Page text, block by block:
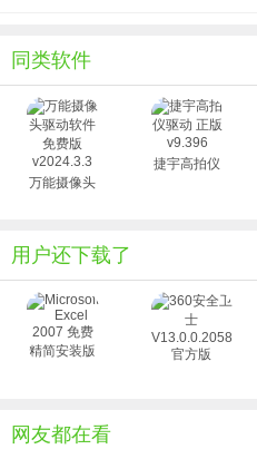
的电脑中的所有驱动器。驱动器被设
何相关驱动程序头痛问题。
3.安全脱机扫描：
提供安全的离线计算机离线扫描。下
脑。脱机扫描使用容易且快速的方式
将造成系统缓慢启动，而最坏的，它
功能使你容易的移除和卸载硬件的系
更新日志 1.全自动检测未知硬件设备!
2.时刻保持你的驱动都是最新的。
5.多语言界面，操作简单，容易上手。
同类软件
万能摄像头
捷宇高拍仪
用户还下载了
网友都在看